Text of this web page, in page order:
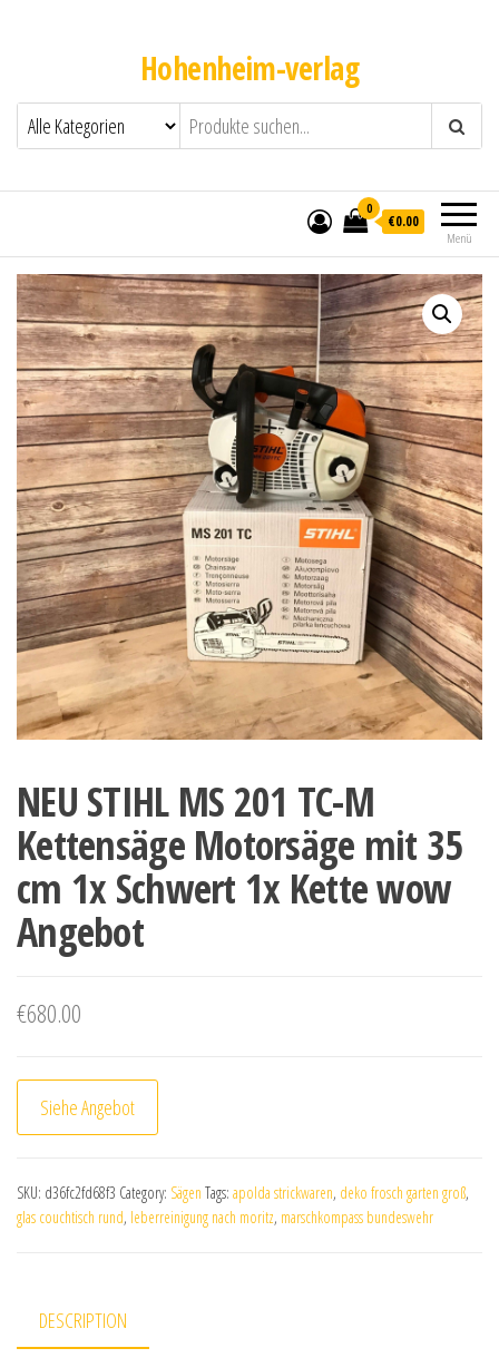
Hohenheim-verlag
Menü
0
€0.00
NEU STIHL MS 201 TC-M
Kettensäge Motorsäge mit 35
cm 1x Schwert 1x Kette wow
Angebot
€680.00
Siehe Angebot
SKU: d36fc2fd68f3 Category: Sägen Tags: apolda strickwaren, deko frosch garten groß,
glas couchtisch rund, leberreinigung nach moritz, marschkompass bundeswehr
DESCRIPTION